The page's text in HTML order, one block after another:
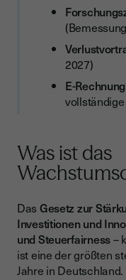
2027)
E-Rechnung
Was ist das
Das Gesetz zur
Investitionen und
und Steuerfairness–
ist eine der größten
Jahre in Deutschland.